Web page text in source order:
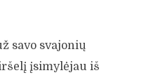
savo svajonių
įsimylėjau iš